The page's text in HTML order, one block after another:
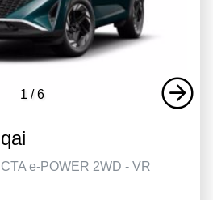
1 /6
e-POWER 2WD - VR